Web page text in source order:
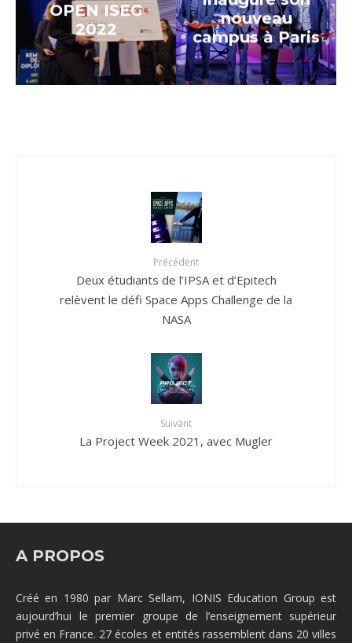
OPEN ISEG
2022
nouveau
campus à Paris
Précédent
Deux étudiants de l’IPSA et d’Epitech
relèvent le défi Space Apps Challenge de la
NASA
Suivant
La Project Week 2021, avec Mugler
A PROPOS
Créé en 1980 par Marc Sellam, IONIS Education Group est
aujourd’hui le premier groupe de l’enseignement supérieur
privé en France. 27 écoles et entités rassemblent dans 20 villes